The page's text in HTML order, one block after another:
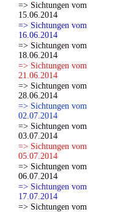
=> Sichtungen vom
15.06.2014
=> Sichtungen vom
16.06.2014
=> Sichtungen vom
18.06.2014
=> Sichtungen vom
21.06.2014
=> Sichtungen vom
28.06.2014
=> Sichtungen vom
02.07.2014
=> Sichtungen vom
03.07.2014
=> Sichtungen vom
05.07.2014
=> Sichtungen vom
06.07.2014
=> Sichtungen vom
17.07.2014
=> Sichtungen vom